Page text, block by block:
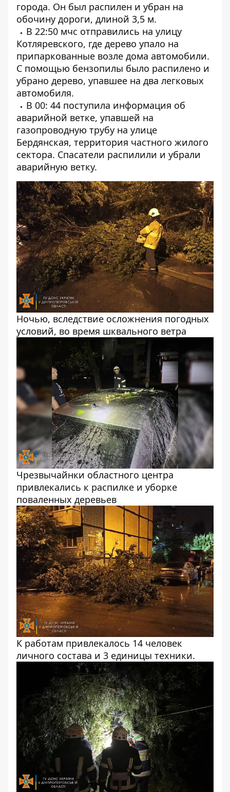
города. Он был распилен и убран на
обочину дороги, длиной 3,5 м.
В 22:50 мчс отправились на улицу
Котляревского, где дерево упало на
припаркованные возле дома автомобили.
С помощью бензопилы было распилено и
убрано дерево, упавшее на два легковых
автомобиля.
В 00: 44 поступила информация об
аварийной ветке, упавшей на
газопроводную трубу на улице
Бердянская, территория частного жилого
сектора. Спасатели распилили и убрали
аварийную ветку.
Ночью, вследствие осложнения погодных
условий, во время шквального ветра
Чрезвычайнки областного центра
привлекались к распилке и уборке
поваленных деревьев
К работам привлекалось 14 человек
личного состава и 3 единицы техники.